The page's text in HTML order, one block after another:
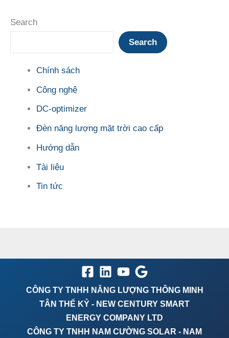
Search
Search
Chính sách
Công nghệ
DC-optimizer
Đèn năng lượng mặt trời cao cấp
Hướng dẫn
Tài liệu
Tin tức
CÔNG TY TNHH NĂNG LƯỢNG THÔNG MINH
TÂN THẾ KỶ - NEW CENTURY SMART
ENERGY COMPANY LTD
CÔNG TY TNHH NAM CƯỜNG SOLAR - NAM